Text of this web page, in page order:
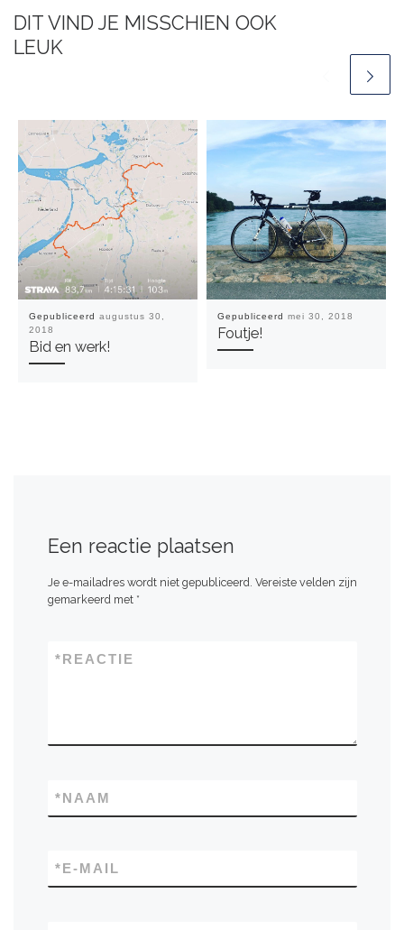
DIT VIND JE MISSCHIEN OOK
LEUK
Gepubliceerd augustus 30,
2018
Bid en werk!
Gepubliceerd mei 30, 2018
Foutje!
Een reactie plaatsen
Je e-mailadres wordt niet gepubliceerd. Vereiste velden zijn
gemarkeerd met *
REACTIE
*
NAAM
*
E-MAIL
*